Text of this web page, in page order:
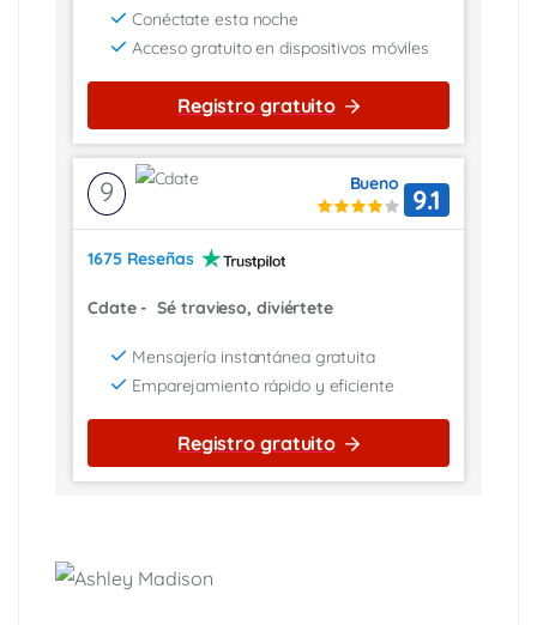
Conéctate esta noche
Acceso gratuito en dispositivos móviles
Registro gratuito
9
1675 Reseñas
Cdate- Sé travieso, diviértete
Mensajería instantánea gratuita
Emparejamiento rápido y eficiente
Bueno 9.1
Registro gratuito